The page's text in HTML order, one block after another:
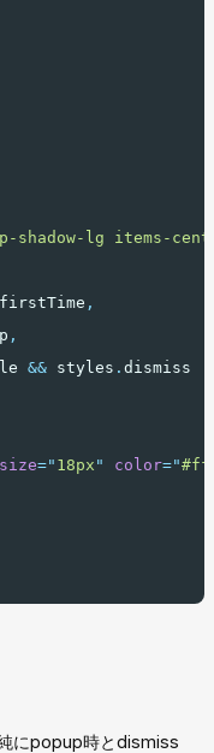
shadow-lg items-
firstTime ,
,
&& styles . dismiss
size=" 18px " color="
にpopup時とdismiss